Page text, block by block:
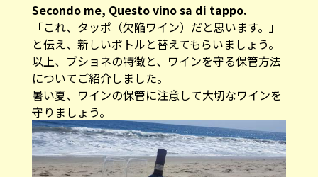
Secondo me, Questo vino sa di tappo.
「これ、タッポ（欠陥ワイン）だと思います。」
と伝え、新しいボトルと替えてもらいましょう。
以上、ブショネの特徴と、ワインを守る保管方法
についてご紹介しました。
暑い夏、ワインの保管に注意して大切なワインを
守りましょう。